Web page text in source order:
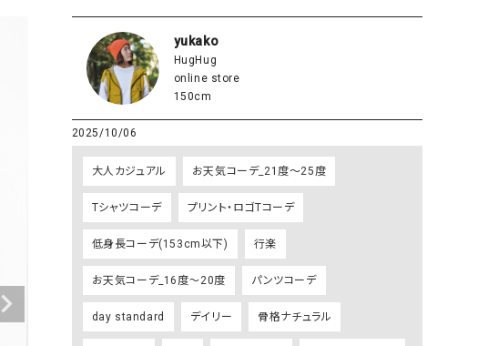
チュニック
ロング・マキシ丈
その他スカート
すべて見る
ワンピース・チュニック
サロペット・オーバーオール
スカート
ワンピース・チュニック
サロペット・オーバーオール
ラッピンナイン/アンジェリコルーチェ
hagumu（ハグム）
her.（ハードット）
and quarter（アンドクウォーター） HUMS（ハムズ）
day standard（デイスタンダード）
08mab(ゼロハチマブ)
yukako
HugHug
online store
150cm
2025/10/06
大人カジュアル お天気コーデ_21度～25度
Tシャツコーデ プリント・ロゴTコーデ
低身長コーデ(153cm以下) 行楽
お天気コーデ_16度～20度 パンツコーデ
day standard デイリー 骨格ナチュラル